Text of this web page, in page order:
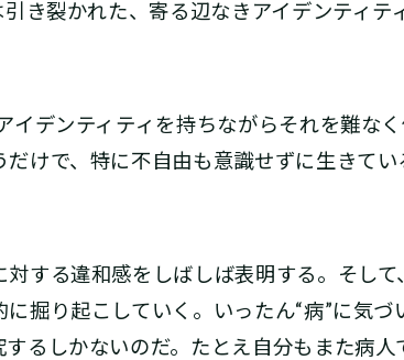
き裂かれた、寄る辺なきアイデンティテ
デンティティを持ちながらそれを難な
けで、特に不自由も意識せずに生きてい
する違和感をしばしば表明する。そして
掘り起こしていく。いったん“病”に気づ
るしかないのだ。たとえ自分もまた病人